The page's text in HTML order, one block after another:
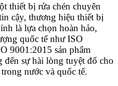
thiết bị rửa chén chuyên
cậy, thương hiệu thiết bị
là lựa chọn hoàn hảo,
quốc tế như ISO
9001:2015 sản phẩm
đến sự hài lòng tuyệt đố cho
nước và quốc tế.